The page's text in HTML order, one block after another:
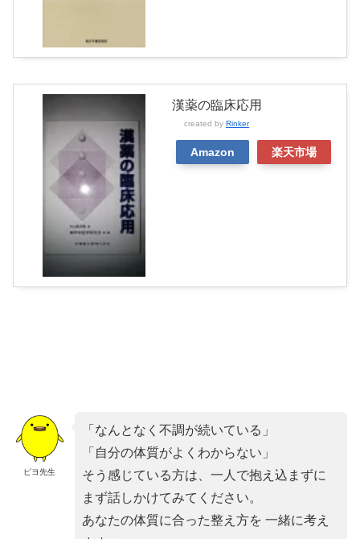
漢薬の臨床応用
created by Rinker
Amazon 楽天市場
ピヨ先生
「なんとなく不調が続いている」
「自分の体質がよくわからない」
そう感じている方は、一人で抱え込まずに
まず話しかけてみてください。
あなたの体質に合った整え方を 一緒に考え